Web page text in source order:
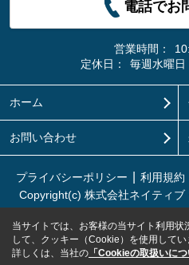
電話でお
営業時間：
定休日：
毎週水曜日
ホーム
お問い合わせ
プライバシーポリシー 利用規約
Copyright(c) 株式会社ネイティブ
当サイトでは、お客様の当サイト利用状
して、クッキー（Cookie）を使用してい
詳しくは、当社の 「Cookieの取扱いにつ